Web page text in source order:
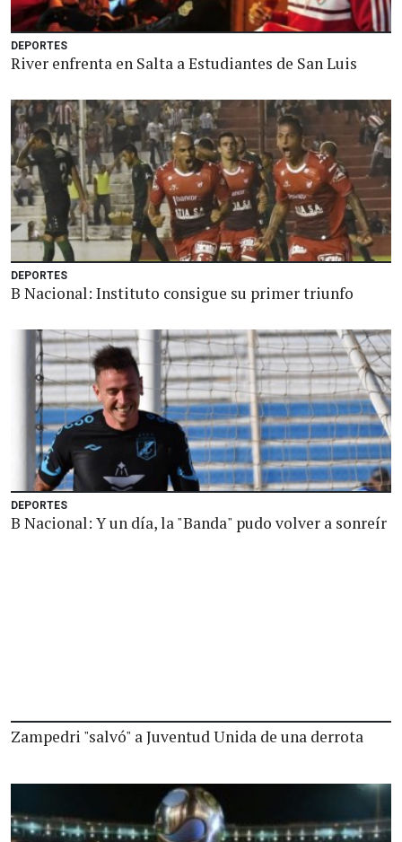
DEPORTES
River enfrenta en Salta a Estudiantes de San Luis
DEPORTES
B Nacional: Instituto consigue su primer triunfo
DEPORTES
B Nacional: Y un día, la "Banda" pudo volver a sonreír
Zampedri "salvó" a Juventud Unida de una derrota